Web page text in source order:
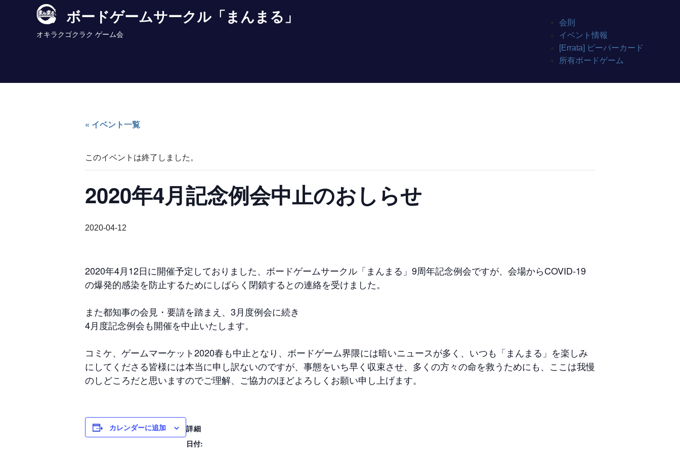
ボードゲームサークル「まんまる」
オキラクゴクラク ゲーム会
会則
イベント情報
[Errata] ピーパーカード
所有ボードゲーム
« イベント一覧
このイベントは終了しました。
2020年4月記念例会中止のおしらせ
2020-04-12
2020年4月12日に開催予定しておりました、ボードゲームサークル「まんまる」9周年記念例会ですが、会場からCOVID-19
の爆発的感染を防止するためにしばらく閉鎖するとの連絡を受けました。
また都知事の会見・要請を踏まえ、3月度例会に続き
4月度記念例会も開催を中止いたします。
コミケ、ゲームマーケット2020春も中止となり、ボードゲーム界隈には暗いニュースが多く、いつも「まんまる」を楽しみ
にしてくださる皆様には本当に申し訳ないのですが、事態をいち早く収束させ、多くの方々の命を救うためにも、ここは我慢
のしどころだと思いますのでご理解、ご協力のほどよろしくお願い申し上げます。
カレンダーに追加
詳細
日付: